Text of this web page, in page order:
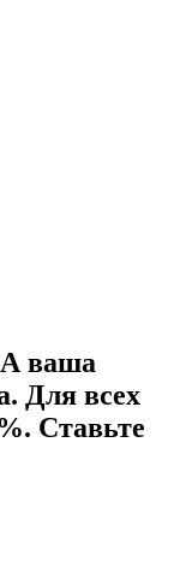
А ваша
Для всех
Ставьте